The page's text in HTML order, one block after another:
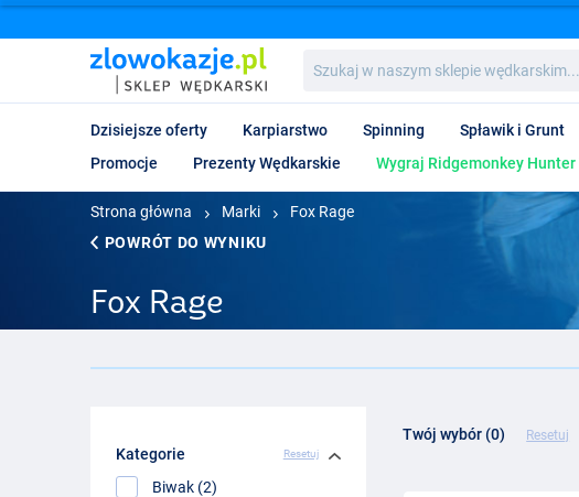
w
naszym
wędkarskim...
Dzisiejsze oferty Karpiarstwo Spinning Spławik i Grunt
Promocje
Prezenty Wędkarskie Wygraj Ridgemonkey
Strona główna Marki
Fox Rage
POWRÓT DO WYNIKU
Fox Rage
Kategorie Resetuj
Biwak (2)
Twój wybór (0) Resetuj